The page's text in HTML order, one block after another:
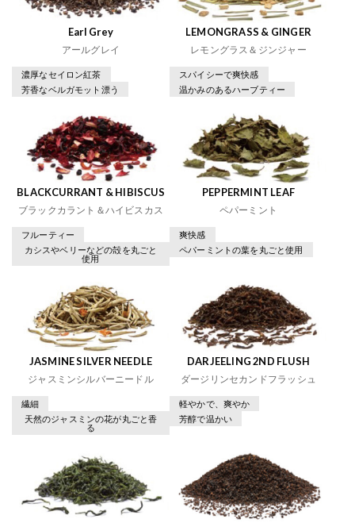
Earl Grey
アールグレイ
濃厚なセイロン紅茶
芳香なベルガモット漂う
LEMONGRASS & GINGER
レモングラス＆ジンジャー
スパイシーで爽快感
温かみのあるハーブティー
BLACKCURRANT & HIBISCUS
ブラックカラント＆ハイビスカス
フルーティー
カシスやベリーなどの殻を丸ごと
使用
PEPPERMINT LEAF
ペパーミント
爽快感
ペパーミントの葉を丸ごと使用
JASMINE SILVER NEEDLE
ジャスミンシルバーニードル
繊細
天然のジャスミンの花が丸ごと香
る
DARJEELING 2ND FLUSH
ダージリンセカンドフラッシュ
軽やかで、爽やか
芳醇で温かい